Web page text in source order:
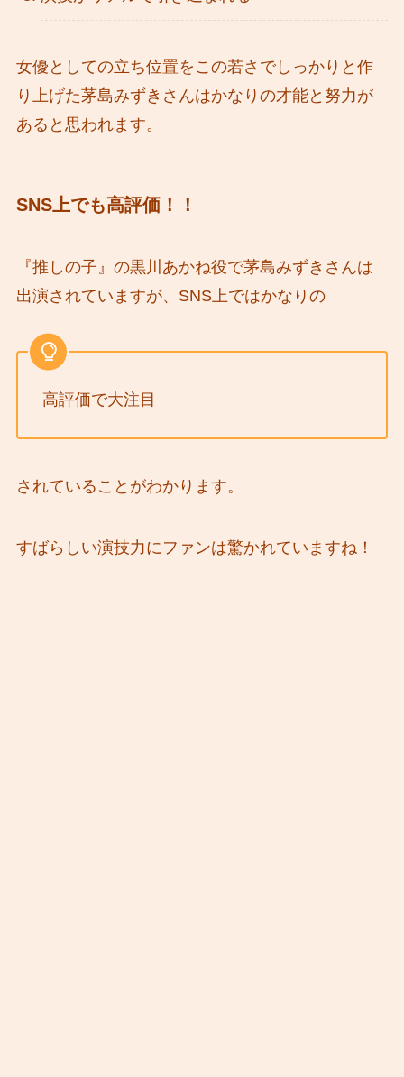
女優としての立ち位置をこの若さでしっかりと作
り上げた茅島みずきさんはかなりの才能と努力が
あると思われます。
SNS上でも高評価！！
『推しの子』の黒川あかね役で茅島みずきさんは
出演されていますが、SNS上ではかなりの
高評価で大注目
されていることがわかります。
すばらしい演技力にファンは驚かれていますね！